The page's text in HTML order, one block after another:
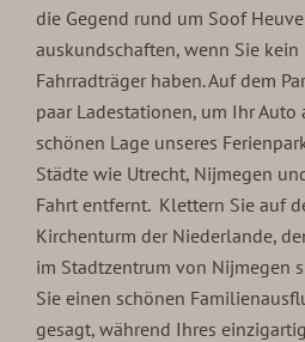
die Gegend rund um Soof
auskundschaften, wenn Sie
Fahrradträger haben. Auf dem
paar Ladestationen, um Ihr Auto
schönen Lage unseres
Städte wie Utrecht, Nijmegen
Fahrt entfernt. Klettern Sie auf
Kirchenturm der Niederlande,
im Stadtzentrum von Nijmegen
Sie einen schönen
gesagt, während Ihres